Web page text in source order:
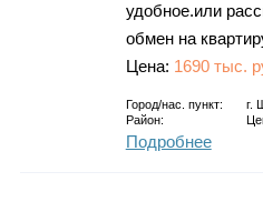
удобное.или
обмен на
Цена: 1690 тыс.
Город/нас. пункт: г.
Район:
Подробнее